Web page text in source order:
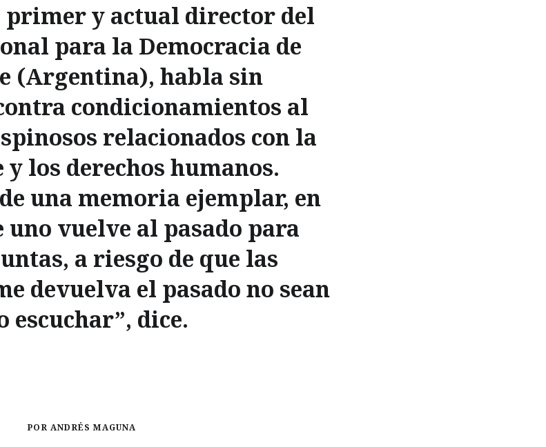
primer y actual director del
para la Democracia de
(Argentina), habla sin
condicionamientos al
relacionados con la
los derechos humanos.
una memoria ejemplar, en
uno vuelve al pasado para
a riesgo de que las
devuelva el pasado no sean
escuchar”, dice.
POR ANDRÉS MAGUNA